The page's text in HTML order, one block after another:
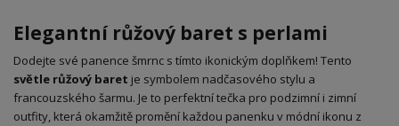
Elegantní růžový baret s perlami
​Dodejte své panence šmrnc s tímto ikonickým doplňkem! Tento
světle růžový baret je symbolem nadčasového stylu a
francouzského šarmu. Je to perfektní tečka pro podzimní i zimní
outfity, která okamžitě promění každou panenku v módní ikonu z